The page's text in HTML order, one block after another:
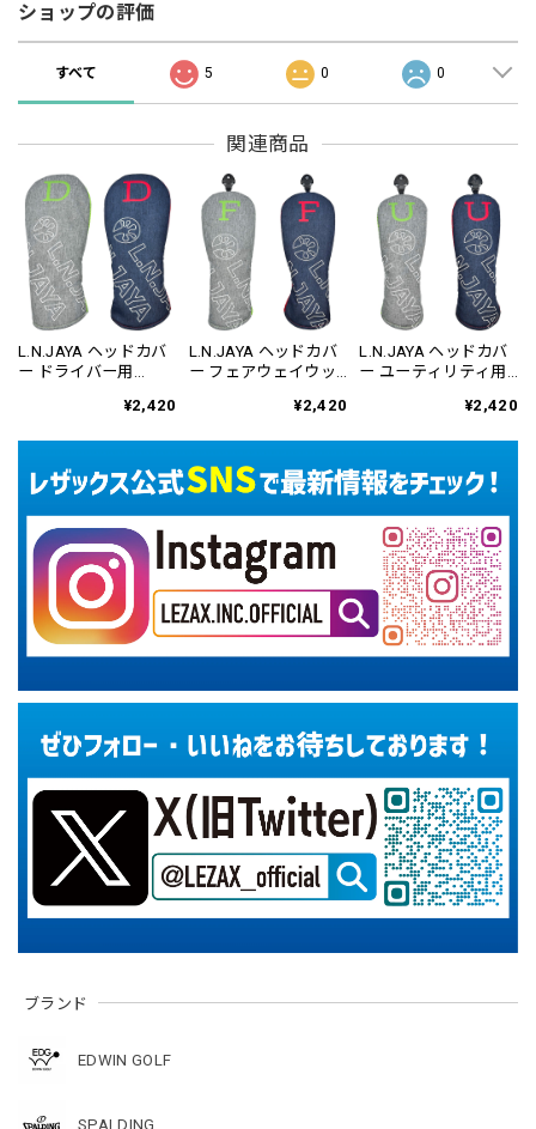
ブランド
EDWIN GOLF
SPALDING
ショップの評価
すべて 5 0 0
関連商品
L.N.JAYA ヘッドカバ
ー ドライバー用
¥2,420
L.N.JAYA ヘッドカバ
ー フェアウェイウッ
¥2,420
L.N.JAYA ヘッドカバ
ー ユーティリティ用
¥2,420